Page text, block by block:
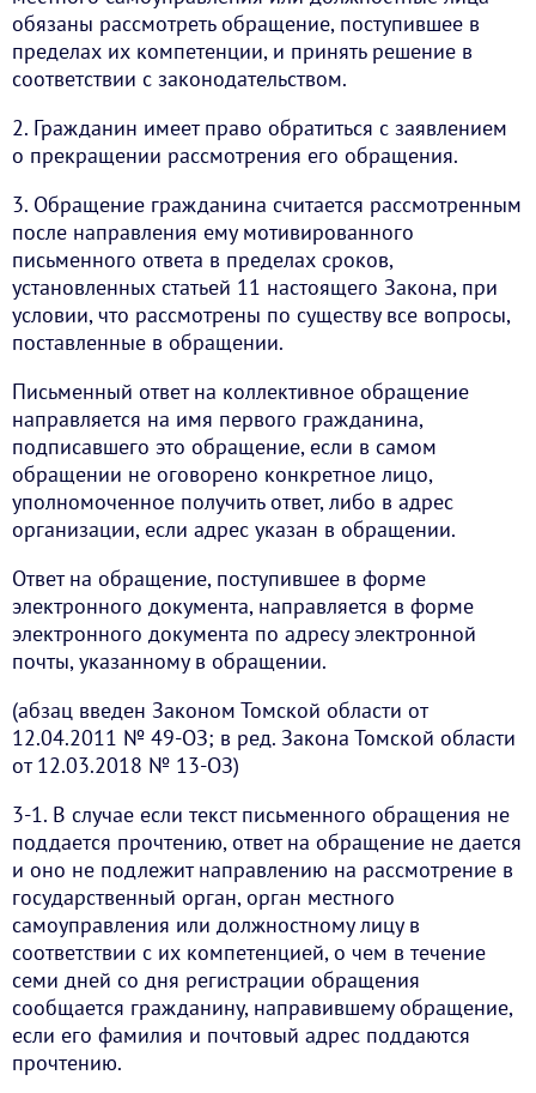
обязаны рассмотреть обращение, поступившее в
пределах их компетенции, и принять решение в
соответствии с законодательством.
2. Гражданин имеет право обратиться с заявлением
о прекращении рассмотрения его обращения.
3. Обращение гражданина считается рассмотренным
после направления ему мотивированного
письменного ответа в пределах сроков,
установленных статьей 11 настоящего Закона, при
условии, что рассмотрены по существу все вопросы,
поставленные в обращении.
Письменный ответ на коллективное обращение
направляется на имя первого гражданина,
подписавшего это обращение, если в самом
обращении не оговорено конкретное лицо,
уполномоченное получить ответ, либо в адрес
организации, если адрес указан в обращении.
Ответ на обращение, поступившее в форме
электронного документа, направляется в форме
электронного документа по адресу электронной
почты, указанному в обращении.
(абзац введен Законом Томской области от
12.04.2011 № 49-ОЗ; в ред. Закона Томской области
от 12.03.2018 № 13-ОЗ)
3-1. В случае если текст письменного обращения не
поддается прочтению, ответ на обращение не дается
и оно не подлежит направлению на рассмотрение в
государственный орган, орган местного
самоуправления или должностному лицу в
соответствии с их компетенцией, о чем в течение
семи дней со дня регистрации обращения
сообщается гражданину, направившему обращение,
если его фамилия и почтовый адрес поддаются
прочтению.